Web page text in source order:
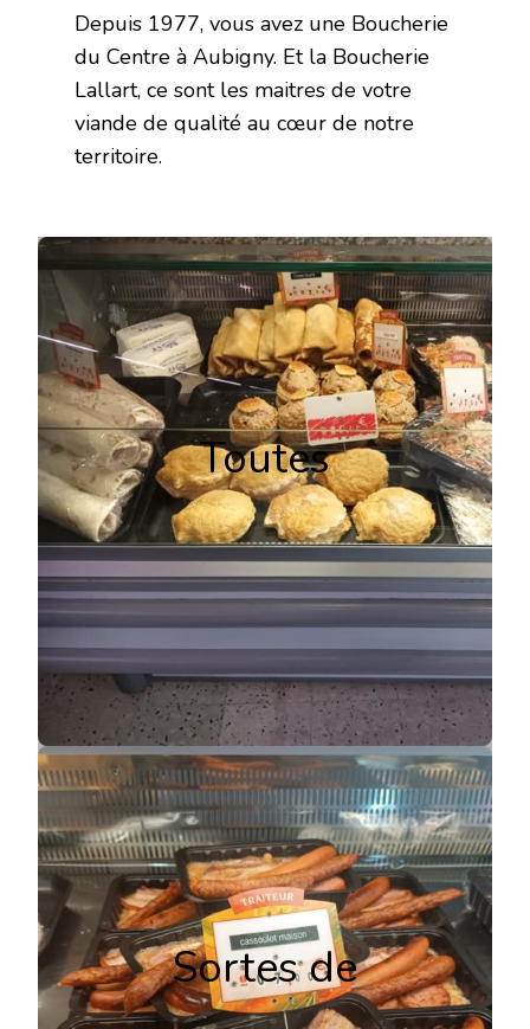
Depuis 1977, vous avez une Boucherie
du Centre à Aubigny. Et la Boucherie
Lallart, ce sont les maitres de votre
viande de qualité au cœur de notre
territoire.
Toutes
Sortes de